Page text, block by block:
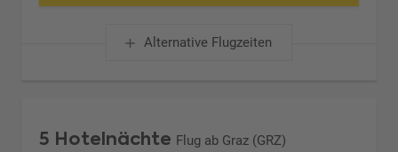
Alternative Flugzeiten
5 Hotelnächte Flug ab Graz (GRZ)